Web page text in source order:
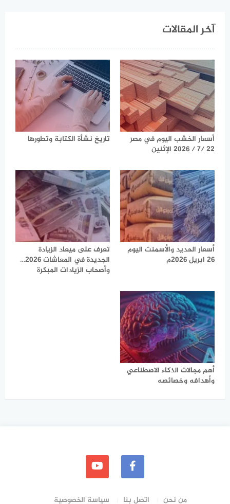
آخر المقالات
أسعار الخشب اليوم في مصر
22 /7 / 2026 الإثنين
تاريخ نشأة الكتابة وتطورها
أسعار الحديد والأسمنت اليوم
26 ابريل 2026م
تعرف على ميعاد الزيادة
الجديدة في المعاشات 2026…
وأصحاب الزيادات المبكرة
أهم مجالات الذكاء الاصطناعي
وأهدافه وخصائصه
من نحن اتصل بنا سياسة الخصوصية